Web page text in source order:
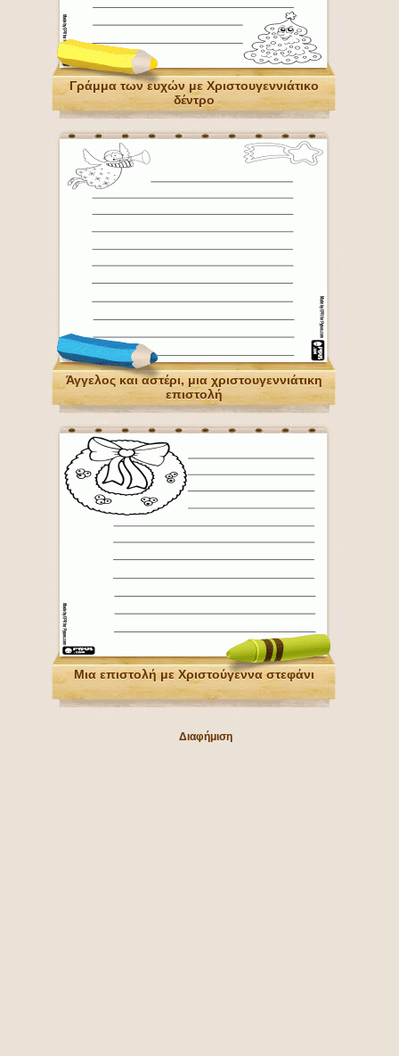
Γράμμα των ευχών με Χριστουγεννιάτικο
δέντρο
Άγγελος και αστέρι, μια χριστουγεννιάτικη
επιστολή
Μια επιστολή με Χριστούγεννα στεφάνι
Διαφήμιση